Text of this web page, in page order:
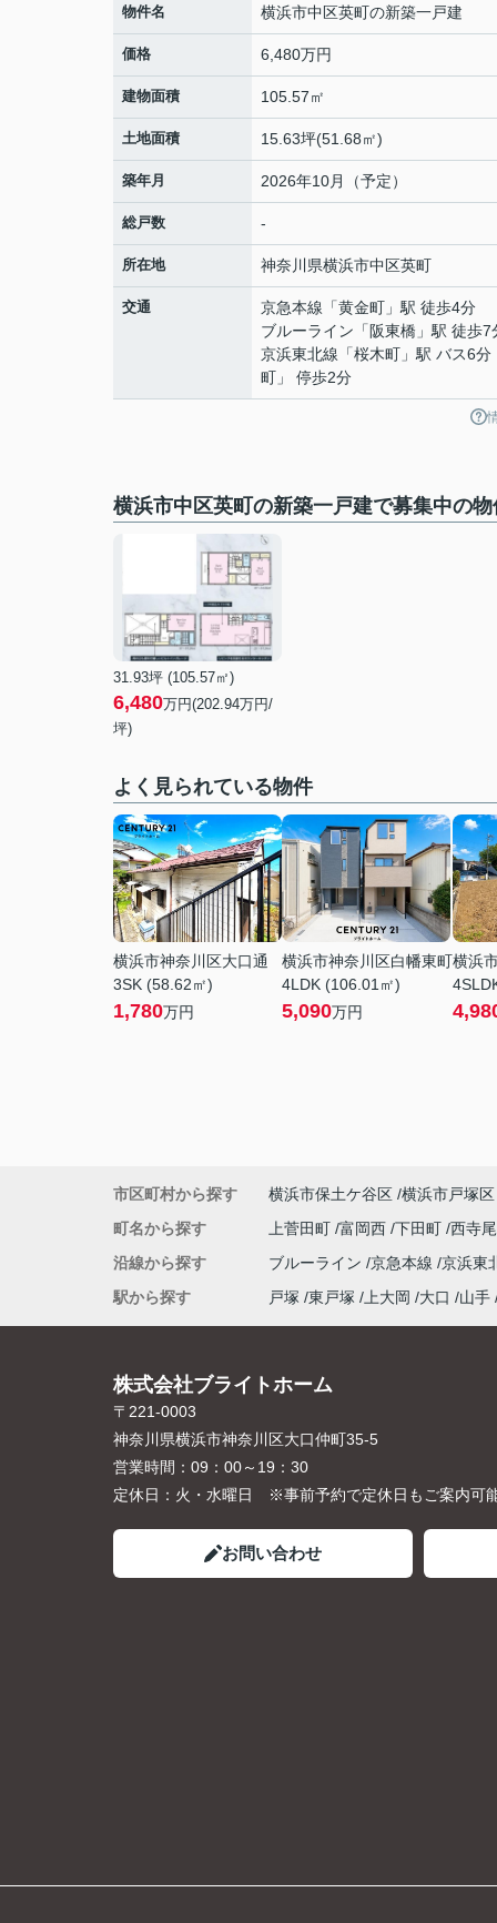
物件名 横浜市中区英町の新築一戸建
価格 6,480万円
建物面積 105.57㎡
土地面積 15.63坪(51.68㎡)
築年月 2026年10月（予定）
総戸数 -
所在地 神奈川県横浜市中区英町
交通 京急本線 「黄金町 」駅 徒歩4分
ブルーライン 「 阪東橋 」駅 徒歩7
京浜東北線 「桜木町 」駅 バス6
町」 停歩2分
横浜市中区英町の新築一戸建で募集中の物
31.93坪 (105.57㎡)
6,480万円(202.94万円/
坪)
よく見られている物件
横浜市神奈川区大口通
3SK (58.62㎡)
1,780万円
横浜市神奈川区白幡東町
4LDK (106.01㎡)
5,090万円
横浜
市区町村から探す 横浜市保土ケ谷区 横浜市戸塚区
町名から探す
上菅田町 富岡西 下田町 西寺
沿線から探す
ブルーライン 京急本線 京浜東
駅から探す
戸塚 東戸塚 上大岡 大口 山手
株式会社ブライトホーム
〒221-0003
神奈川県横浜市神奈川区大口仲町35-5
営業時間： 09：00～19：30
定休日： 火・水曜日 ※事前予約で定休日もご案内可
お問い合わせ